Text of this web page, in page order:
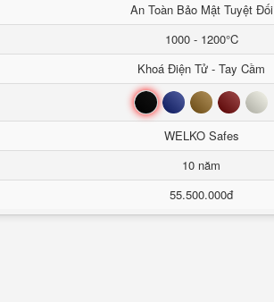
An Toàn Bảo Mật Tuyệt Đối
1000 - 1200°C
Khoá Điện Tử - Tay Cầm
Đen Xanh Nâu Đỏ Trắng
WELKO Safes
10 năm
55.500.000đ